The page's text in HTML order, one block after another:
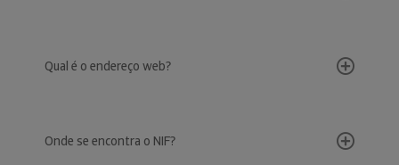
Qual é o endereço web?
Onde se encontra o NIF?